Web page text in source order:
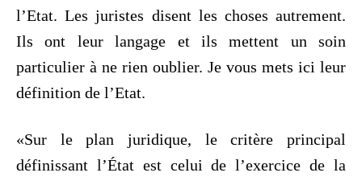
l’Etat. Les juristes disent les choses autrement.
Ils ont leur langage et ils mettent un soin
particulier à ne rien oublier. Je vous mets ici leur
définition de l’Etat.
«Sur le plan juridique, le critère principal
définissant l’État est celui de l’exercice de la